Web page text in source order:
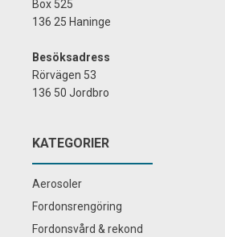
Box 525
136 25 Haninge
Besöksadress
Rörvägen 53
136 50 Jordbro
KATEGORIER
Aerosoler
Fordonsrengöring
Fordonsvård & rekond